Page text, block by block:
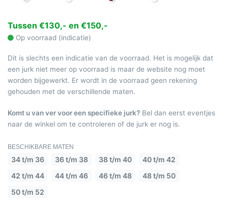
Tussen €130,- en €150,-
Op voorraad (indicatie)
Dit is slechts een indicatie van de voorraad. Het is mogelijk dat
een jurk niet meer op voorraad is maar de website nog moet
worden bijgewerkt. Er wordt in de voorraad geen rekening
gehouden met de verschillende maten.
Komt u van ver voor een specifieke jurk? Bel dan eerst eventjes
naar de winkel om te controleren of de jurk er nog is.
BESCHIKBARE MATEN
34 t/m 36 36 t/m 38 38 t/m 40
40 t/m 42
42 t/m 44
44 t/m 46 46 t/m 48
48 t/m 50
50 t/m 52